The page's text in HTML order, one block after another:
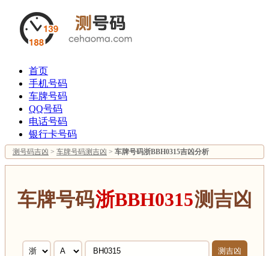
首页
手机号码
车牌号码
QQ号码
电话号码
银行卡号码
测号码吉凶 > 车牌号码测吉凶 > 车牌号码浙BBH0315吉凶分析
车牌号码浙BBH0315测吉凶
测吉凶